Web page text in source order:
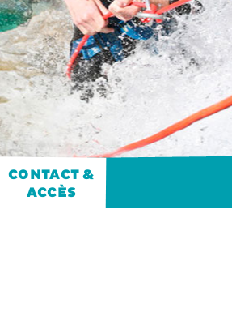
CONTACT &
ACCÈS